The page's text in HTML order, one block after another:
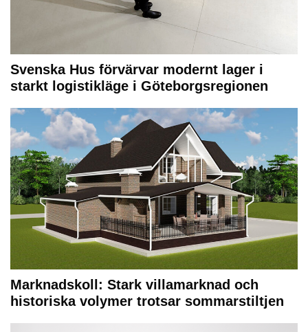
Svenska Hus förvärvar modernt lager i
starkt logistikläge i Göteborgsregionen
Marknadskoll: Stark villamarknad och
historiska volymer trotsar sommarstiltjen